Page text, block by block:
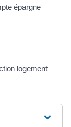
épargne
logement